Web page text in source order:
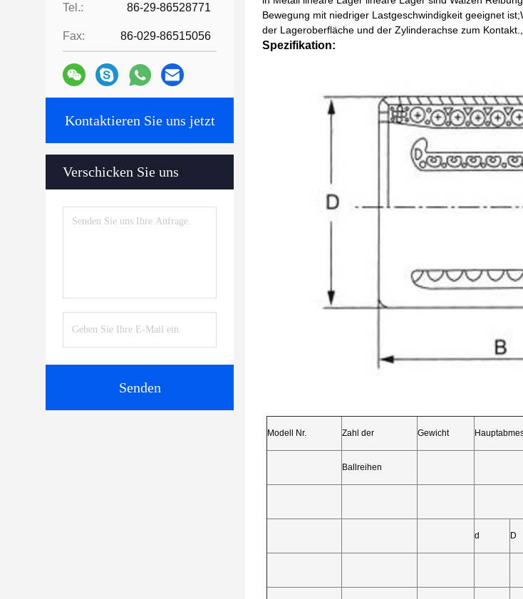
Tel.: 86-29-86528771
Fax: 86-029-86515056
Kontaktieren Sie uns jetzt
Verschicken Sie uns
Senden
Bewegung mit niedriger Lastgeschwindigkeit geeignet
der Lageroberfläche und der Zylinderachse zum
Spezifikation:
Modell Nr. Zahl der Gewicht
Ballreihen
d D